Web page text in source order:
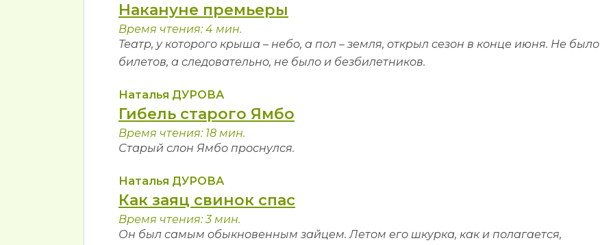
Накануне премьеры
Время чтения: 4 мин.
Театр, у которого крыша – небо, а пол – земля, открыл сезон в конце июня. Не было
билетов, а следовательно, не было и безбилетников.
Наталья ДУРОВА
Гибель старого Ямбо
Время чтения: 18 мин.
Старый слон Ямбо проснулся.
Наталья ДУРОВА
Как заяц свинок спас
Время чтения: 3 мин.
Он был самым обыкновенным зайцем. Летом его шкурка, как и полагается,